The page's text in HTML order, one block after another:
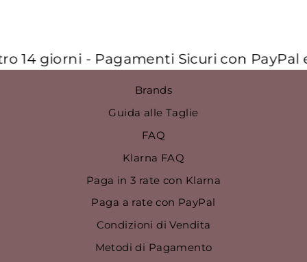
giorni - Pagamenti Sicuri con PayPal e a
Brands
Guida alle Taglie
FAQ
Klarna FAQ
Paga in 3 rate con Klarna
Paga a rate con PayPal
Condizioni di Vendita
Metodi di Pagamento